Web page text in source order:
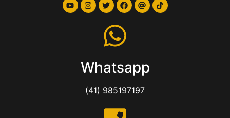
Whatsapp
(41) 985197197